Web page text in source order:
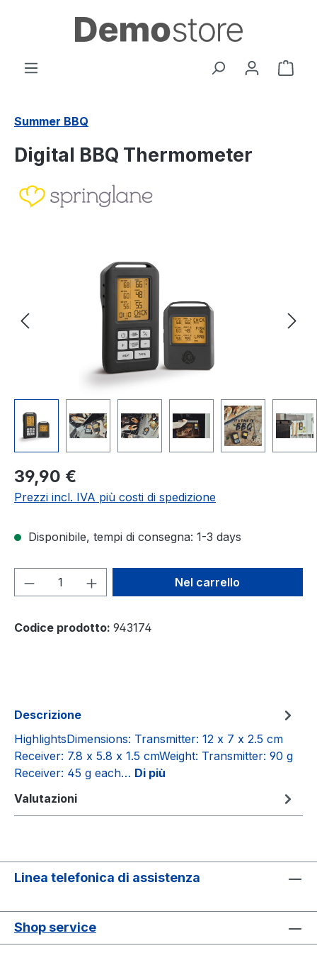
Passa al contenuto principale
Il
Summer BBQ
Digital BBQ Thermometer
Prezzo normale:
39,90 €
Prezzi incl. IVA più costi di spedizione
Disponibile, tempi di consegna: 1-3 days
Quantità del prodotto: inserisci la
Nel carrello
Codice prodotto: 943174
Descrizione
HighlightsDimensions: Transmitter: 12 x 7 x 2.5 cm
Receiver: 7.8 x 5.8 x 1.5 cmWeight: Transmitter: 90 g
Receiver: 45 g each… Di più
Valutazioni
Linea telefonica di assistenza
Shop service